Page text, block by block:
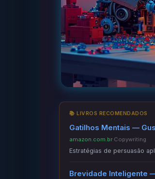
📚 LIVROS RECOMENDADOS
Gatilhos Mentais —
amazon.com.br·Copywriting
Estratégias de persuasão
Brevidade Inteligente